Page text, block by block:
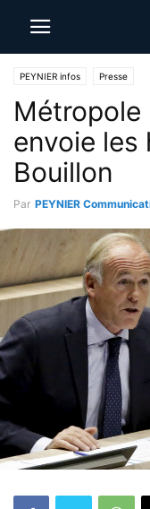
PEYNIER infos Presse
Métropole
envoie les
Bouillon
Par PEYNIER